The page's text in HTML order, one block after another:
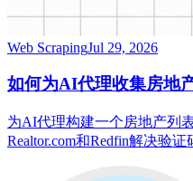
Web ScrapingJul 29, 2026
如何为AI代理收集房地
为AI代理构建一个房地产列
Realtor.com和Redfin解决验